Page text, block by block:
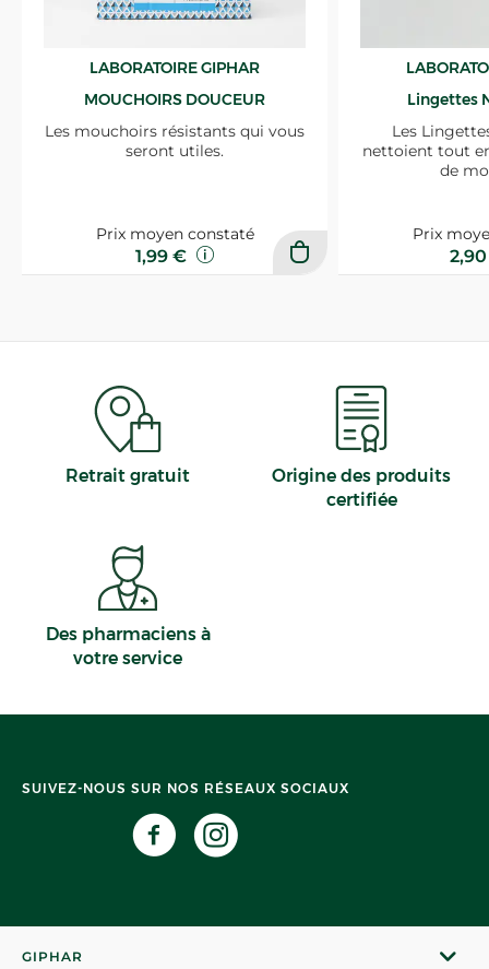
LABORATOIRE GIPHAR
MOUCHOIRS DOUCEUR
Les mouchoirs résistants qui vous
seront utiles.
Prix moyen constaté
1,99 €
Lingettes
Les
nettoient tout
de
Prix
Retrait gratuit
Origine des produits
certifiée
Des pharmaciens à
votre service
SUIVEZ-NOUS SUR NOS RÉSEAUX SOCIAUX
GIPHAR